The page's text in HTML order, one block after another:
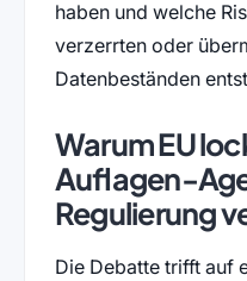
haben und welche
verzerrten oder
Datenbeständen
Warum EU
Auflagen-
Regulierung
Die Debatte trifft auf